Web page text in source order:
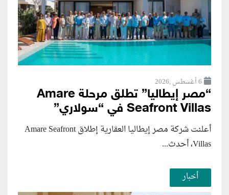
6 أغسطس ,2026
“مصر إيطاليا” تطلق مرحلة Amare
Seafront Villas في “سولاري”
أعلنت شركة مصر إيطاليا العقارية إطلاق Amare Seafront
Villas، أحدث...
أخبار